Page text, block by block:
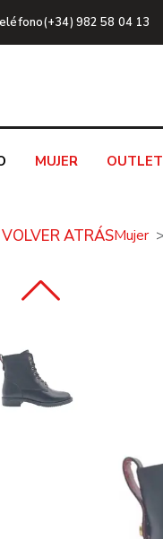
982 58 04 13
MUJER OUTLET
VOLVER ATRÁSMujer